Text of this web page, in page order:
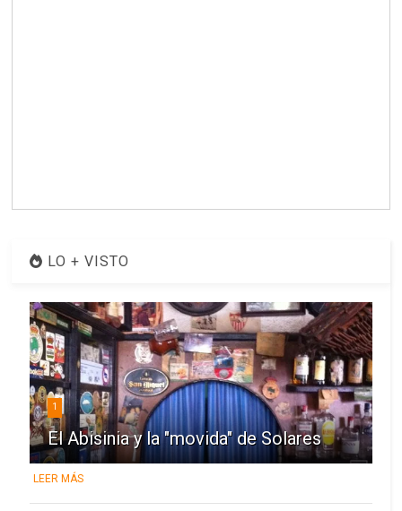
LO + VISTO
1
El Abisinia y la "movida" de Solares
LEER MÁS